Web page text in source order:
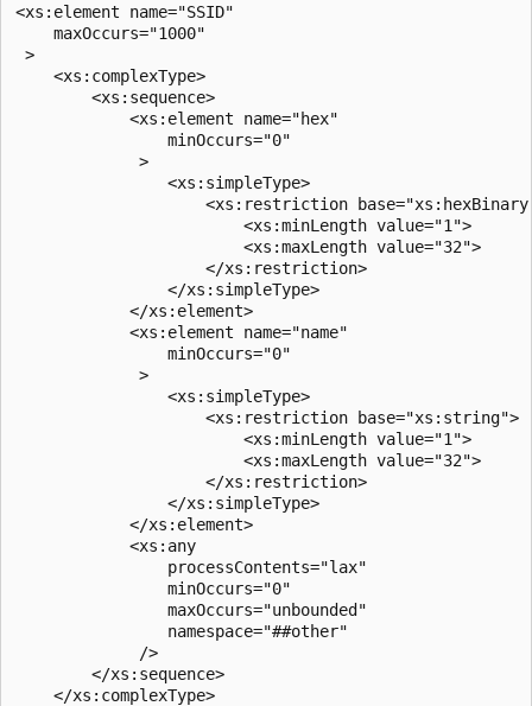
<xs:element name="SSID"
    maxOccurs="1000"
>
    <xs:complexType>
        <xs:sequence>
            <xs:element name="hex"
                minOccurs="0"
             >
                <xs:simpleType>
<xs:restriction
                        <xs:minLength value="1">
                        <xs:maxLength value="32">
                    </xs:restriction>
                </xs:simpleType>
            </xs:element>
            <xs:element name="name"
                minOccurs="0"
             >
                <xs:simpleType>
                    <xs:restriction base="xs:string">
                        <xs:minLength value="1">
                        <xs:maxLength value="32">
                    </xs:restriction>
                </xs:simpleType>
            </xs:element>
            <xs:any
                processContents="lax"
                minOccurs="0"
                maxOccurs="unbounded"
                namespace="##other"
             />
        </xs:sequence>
    </xs:complexType>